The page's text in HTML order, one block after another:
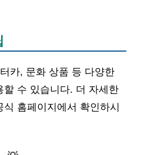
카, 문화 상품 등 다양한
할 수 있습니다. 더 자세한
홈페이지에서 확인하시